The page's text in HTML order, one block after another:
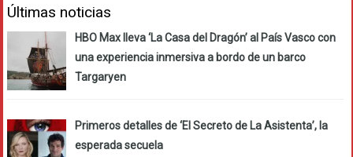
Últimas noticias
HBO Max lleva ‘La Casa del Dragón’ al País Vasco con
una experiencia inmersiva a bordo de un barco
Targaryen
Primeros detalles de ‘El Secreto de La Asistenta’, la
esperada secuela